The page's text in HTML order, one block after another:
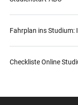
Fahrplan ins Studium:
Checkliste Online